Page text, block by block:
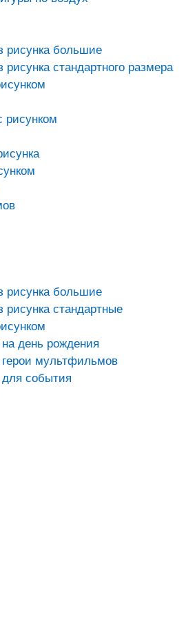
рисунка большие
стандартного размера
рисунком
рисунка большие
стандартные
день рождения
мультфильмов
события